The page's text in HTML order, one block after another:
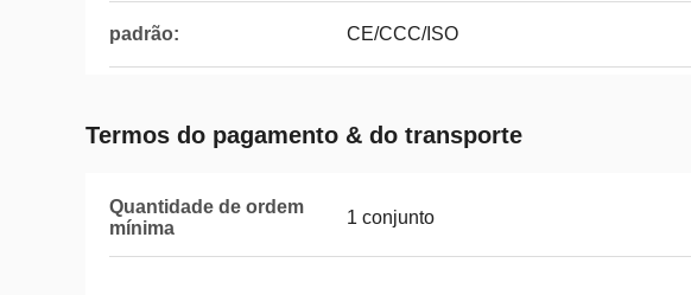
padrão: CE/CCC/ISO
Termos do pagamento & do transporte
Quantidade de ordem
mínima
1 conjunto